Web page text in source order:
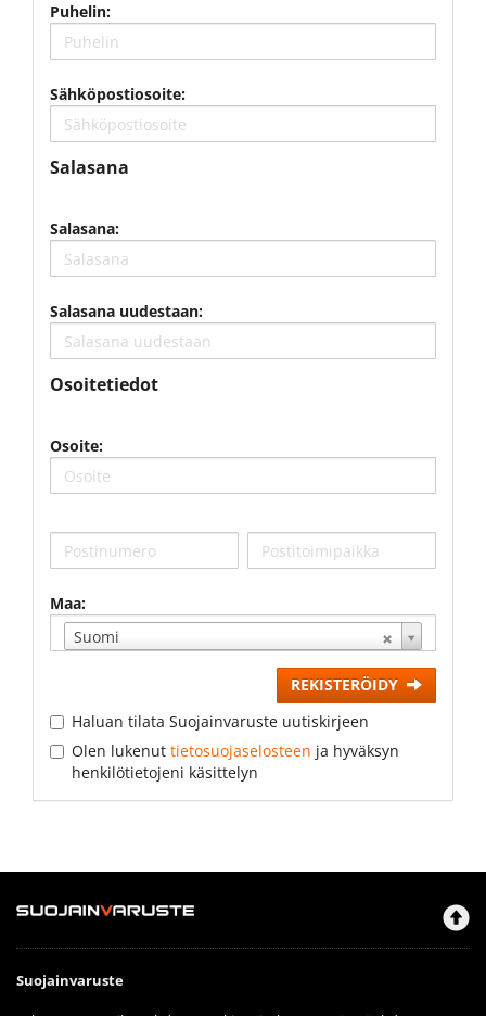
Puhelin:
Sähköpostiosoite:
Salasana
Salasana:
Salasana uudestaan:
Osoitetiedot
Osoite:
Maa:
Suomi
REKISTERÖIDY
Haluan tilata Suojainvaruste uutiskirjeen
Olen lukenut tietosuojaselosteen ja hyväksyn
henkilötietojeni käsittelyn
Suojainvaruste